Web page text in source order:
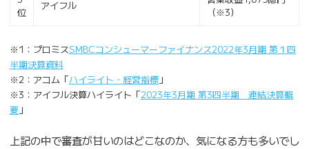
位
アイフル
（※3）
※1：プロミスSMBCコンシューマーファイナンス2022年3月期 第１四
半期決算資料
※2：アコム「ハイライト・経営指標」
※3：アイフル決算ハイライト「2023年3月期 第3四半期 連結決算概
要」
上記の中で審査が甘いのはどこなのか、気になる方も多いでし